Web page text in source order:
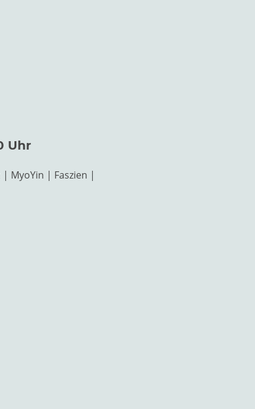
Uhr
MyoYin | Faszien |